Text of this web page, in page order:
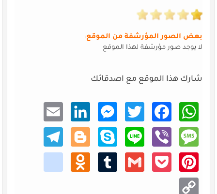
بعض الصور المؤرشفة من الموقع:
لا يوجد صور مؤرشفة لهذا الموقع
شارك هذا الموقع مع اصدقائك
What
sApp
Faceb
ook
Twitt
er
Mess
enger
Linke
dIn
Email
Mess
age
Viber
Line
Skype
Blogg
er
Teleg
ram
Pinte
rest
Pocke
Gmail
Tumb
Odno
klass
niki
Copy
Link